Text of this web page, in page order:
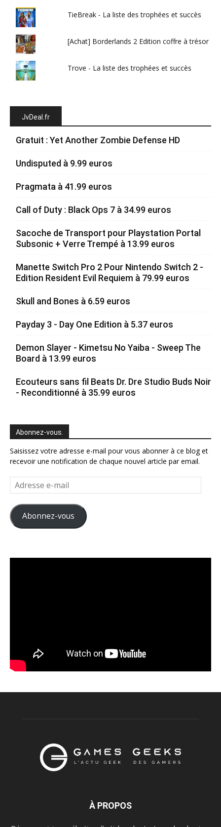
TieBreak - La liste des trophées et succès
[Achat] Borderlands 2 Edition coffre à trésor
Trove - La liste des trophées et succès
JvDeal.fr
Gratuit : Yet Another Zombie Defense HD
Undisputed à 9.99 euros
Pragmata à 41.99 euros
Call of Duty : Black Ops 7 à 34.99 euros
Sacoche de Transport pour Playstation Portal
Subsonic + Verre Trempé à 13.99 euros
Manette Switch Pro 2 Pour Nintendo Switch 2 -
Edition Resident Evil Requiem à 79.99 euros
Skull and Bones à 6.59 euros
Payday 3 - Day One Edition à 5.37 euros
Demon Slayer - Kimetsu No Yaiba - Sweep The
Board à 13.99 euros
Ecouteurs sans fil Beats Dr. Dre Studio Buds Noir
- Reconditionné à 35.99 euros
Abonnez-vous.
Saisissez votre adresse e-mail pour vous abonner à ce blog et
recevoir une notification de chaque nouvel article par email.
Adresse
e-
mail
Abonnez-vous
À PROPOS